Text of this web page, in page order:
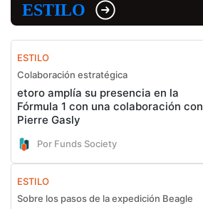
ESTILO
ESTILO
Colaboración estratégica
etoro amplía su presencia en la
Fórmula 1 con una colaboración con
Pierre Gasly
Por Funds Society
ESTILO
Sobre los pasos de la expedición Beagle